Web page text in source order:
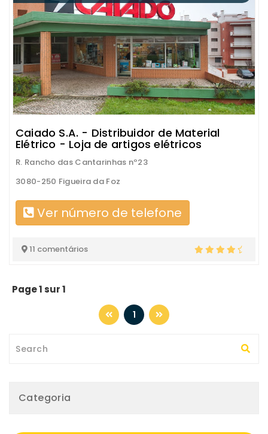
Caiado S.A. - Distribuidor de Material
Elétrico - Loja de artigos elétricos
R. Rancho das Cantarinhas nº23
3080-250 Figueira da Foz
Ver número de telefone
11 comentários
Page 1 sur 1
1
Categoria